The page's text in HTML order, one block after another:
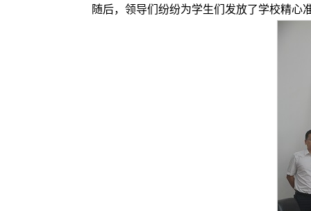
随后，领导们纷纷为学生们发放了学校精心